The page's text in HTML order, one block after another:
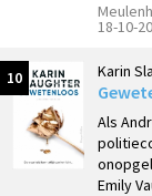
18-10-
10 Karin
Als
Emily